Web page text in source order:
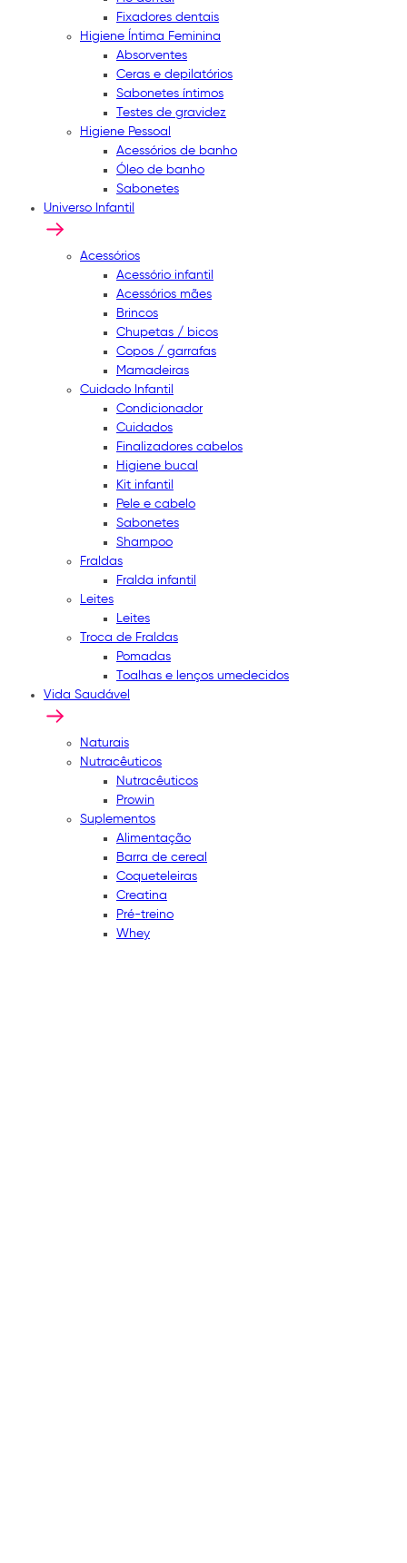
Fixadores dentais
Higiene Íntima Feminina
Absorventes
Ceras e depilatórios
Sabonetes íntimos
Testes de gravidez
Higiene Pessoal
Acessórios de banho
Óleo de banho
Sabonetes
Universo Infantil
Acessórios
Acessório infantil
Acessórios mães
Brincos
Chupetas / bicos
Copos / garrafas
Mamadeiras
Cuidado Infantil
Condicionador
Cuidados
Finalizadores cabelos
Higiene bucal
Kit infantil
Pele e cabelo
Sabonetes
Shampoo
Fraldas
Fralda infantil
Leites
Leites
Troca de Fraldas
Pomadas
Toalhas e lenços umedecidos
Vida Saudável
Naturais
Nutracêuticos
Nutracêuticos
Prowin
Suplementos
Alimentação
Barra de cereal
Coqueteleiras
Creatina
Pré-treino
Whey